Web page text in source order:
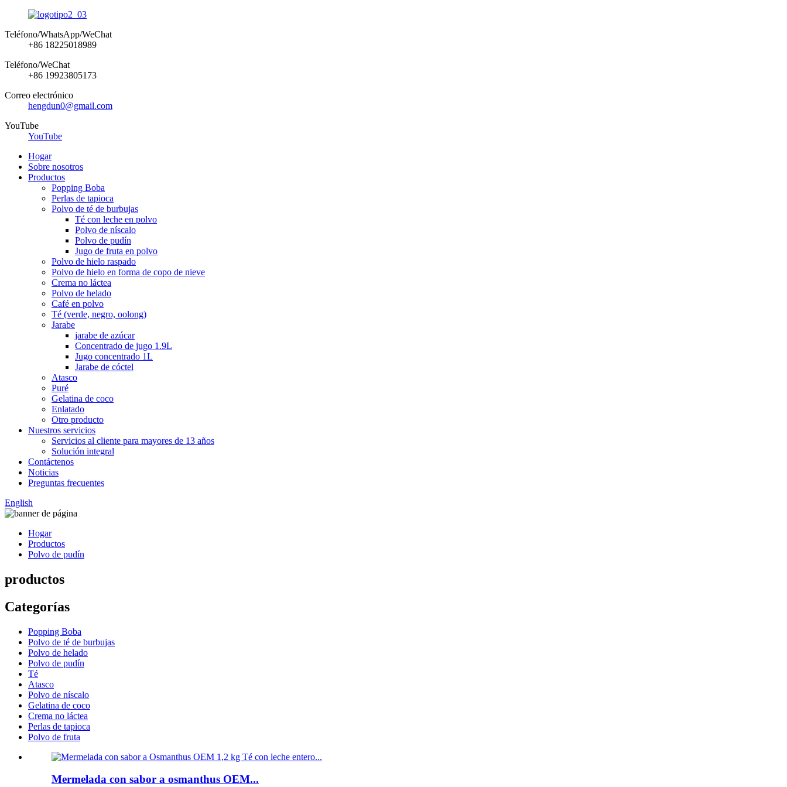
Teléfono/WhatsApp/WeChat
+86 18225018989
Teléfono/WeChat
+86 19923805173
Correo electrónico
hengdun0@gmail.com
YouTube
YouTube
Hogar
Sobre nosotros
Productos
Popping Boba
Perlas de tapioca
Polvo de té de burbujas
Té con leche en polvo
Polvo de níscalo
Polvo de pudín
Jugo de fruta en polvo
Polvo de hielo raspado
Polvo de hielo en forma de copo de nieve
Crema no láctea
Polvo de helado
Café en polvo
Té (verde, negro, oolong)
Jarabe
jarabe de azúcar
Concentrado de jugo 1.9L
Jugo concentrado 1L
Jarabe de cóctel
Atasco
Puré
Gelatina de coco
Enlatado
Otro producto
Nuestros servicios
Servicios al cliente para mayores de 13 años
Solución integral
Contáctenos
Noticias
Preguntas frecuentes
English
Hogar
Productos
Polvo de pudín
productos
Categorías
Popping Boba
Polvo de té de burbujas
Polvo de helado
Polvo de pudín
Té
Atasco
Polvo de níscalo
Gelatina de coco
Crema no láctea
Perlas de tapioca
Polvo de fruta
Mermelada con sabor a osmanthus OEM...